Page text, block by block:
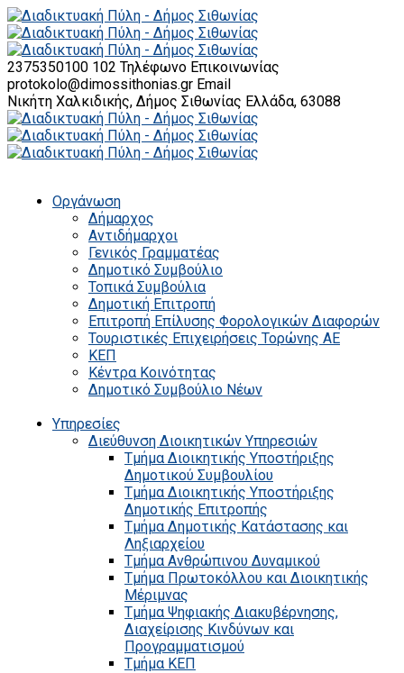
2375350100 102 Τηλέφωνο Επικοινωνίας
protokolo@dimossithonias.gr Email
Νικήτη Χαλκιδικής, Δήμος Σιθωνίας Ελλάδα, 63088
Οργάνωση
Δήμαρχος
Αντιδήμαρχοι
Γενικός Γραμματέας
Δημοτικό Συμβούλιο
Τοπικά Συμβούλια
Δημοτική Επιτροπή
Επιτροπή Επίλυσης Φορολογικών Διαφορών
Τουριστικές Επιχειρήσεις Τορώνης ΑΕ
ΚΕΠ
Κέντρα Κοινότητας
Δημοτικό Συμβούλιο Νέων
Υπηρεσίες
Διεύθυνση Διοικητικών Υπηρεσιών
Τμήμα Διοικητικής Υποστήριξης
Δημοτικού Συμβουλίου
Τμήμα Διοικητικής Υποστήριξης
Δημοτικής Επιτροπής
Τμήμα Δημοτικής Κατάστασης και
Ληξιαρχείου
Τμήμα Ανθρώπινου Δυναμικού
Τμήμα Πρωτοκόλλου και Διοικητικής
Μέριμνας
Τμήμα Ψηφιακής Διακυβέρνησης,
Διαχείρισης Κινδύνων και
Προγραμματισμού
Τμήμα ΚΕΠ